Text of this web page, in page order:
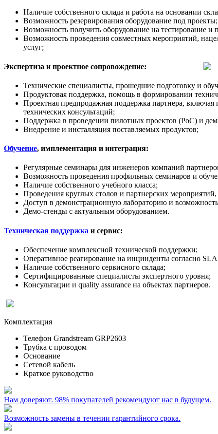
Наличие собственного склада и работа на основании
Возможность резервирования оборудование под проекты;
Возможность получить оборудование на тестирование и
Возможность проведения совместных мероприятий,
услуг;
Экспертиза и проектное сопровождение:
Технические специалисты, прошедшие подготовку и
Продуктовая поддержка, помощь в формировании
Проектная предпродажная поддержка партнера, включая
технических консультаций;
Поддержка в проведении пилотных проектов (PoC) и
Внедрение и инсталляция поставляемых продуктов;
Обучение, имплементация и интеграция:
Регулярные семинары для инженеров компаний
Возможность проведения профильных семинаров и
Наличие собственного учебного класса;
Проведения круглых столов и партнерских
Доступ в демонстрационную лабораторию и
Демо-стенды с актуальным оборудованием.
Техническая поддержка и сервис:
Обеспечение комплексной технической поддержки;
Оперативное реагирование на инцинденты согласно
Наличие собственного сервисного склада;
Сертифицированные специалисты экспертного уровня;
Консультации и quality assurance на объектах партнеров.
Комплектация
Телефон Grandstream GRP2603
Трубка с проводом
Основание
Сетевой кабель
Краткое руководство
Нам доверяют. 98% покупателей рекомендуют нас в будущем.
Возможность замены в течении гарантийного срока.